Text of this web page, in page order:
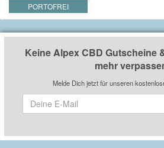
PORTOFREI
Keine Alpex CBD Gutscheine
mehr
Melde Dich jetzt für unseren